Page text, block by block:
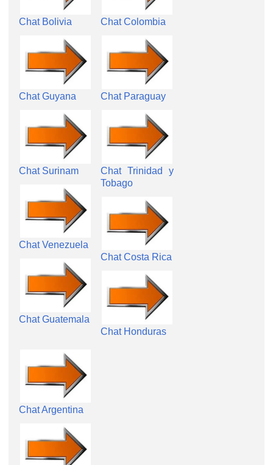
Chat Bolivia
Chat Guyana
Chat Surinam
Chat Venezuela
Chat Guatemala
Chat Colombia
Chat Paraguay
Chat Trinidad y
Tobago
Chat Costa Rica
Chat Honduras
Chat Argentina